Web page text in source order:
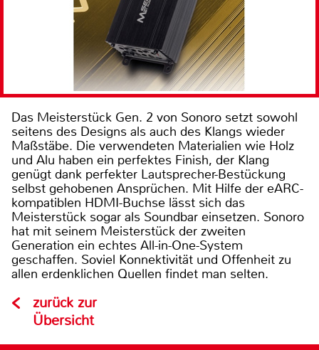
Das Meisterstück Gen. 2 von Sonoro setzt sowohl
seitens des Designs als auch des Klangs wieder
Maßstäbe. Die verwendeten Materialien wie Holz
und Alu haben ein perfektes Finish, der Klang
genügt dank perfekter Lautsprecher-Bestückung
selbst gehobenen Ansprüchen. Mit Hilfe der eARC-
kompatiblen HDMI-Buchse lässt sich das
Meisterstück sogar als Soundbar einsetzen. Sonoro
hat mit seinem Meisterstück der zweiten
Generation ein echtes All-in-One-System
geschaffen. Soviel Konnektivität und Offenheit zu
allen erdenklichen Quellen findet man selten.
zurück zur
Übersicht